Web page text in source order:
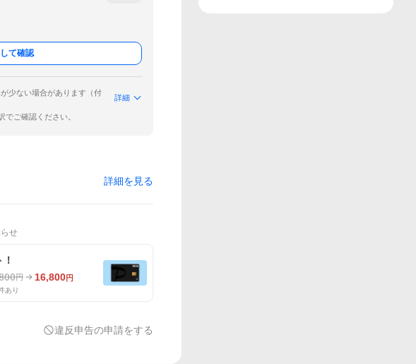
て確認
少ない場合があります（付
詳細
でご確認ください。
詳細を見る
せ
円 16,800円
あり
違反申告の申請をする